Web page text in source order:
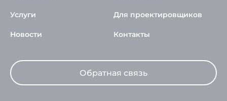
Услуги
Новости
Для проектировщиков
Контакты
Обратная связь